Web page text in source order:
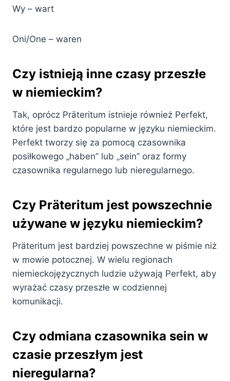
Wy – wart
Oni/One – waren
Czy istnieją inne czasy przeszłe
w niemieckim?
Tak, oprócz Präteritum istnieje również Perfekt,
które jest bardzo popularne w języku niemieckim.
Perfekt tworzy się za pomocą czasownika
posiłkowego „haben” lub „sein” oraz formy
czasownika regularnego lub nieregularnego.
Czy Präteritum jest powszechnie
używane w języku niemieckim?
Präteritum jest bardziej powszechne w piśmie niż
w mowie potocznej. W wielu regionach
niemieckojęzycznych ludzie używają Perfekt, aby
wyrażać czasy przeszłe w codziennej
komunikacji.
Czy odmiana czasownika sein w
czasie przeszłym jest
nieregularna?